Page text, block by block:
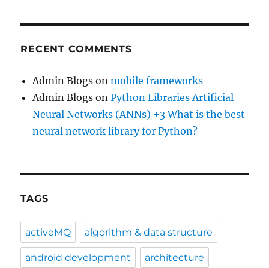
RECENT COMMENTS
Admin Blogs onmobile frameworks
Admin Blogs onPython Libraries Artificial
Neural Networks (ANNs) +3 What is the best
neural network library for Python?
TAGS
activeMQ algorithm & data structure
android development architecture